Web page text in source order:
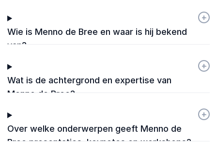
Wie is Menno de Bree en waar is hij bekend
van?
+
-
Wat is de achtergrond en expertise van
Menno de Bree?
+
-
Over welke onderwerpen geeft Menno de
Bree presentaties, keynotes en workshops?
+
-